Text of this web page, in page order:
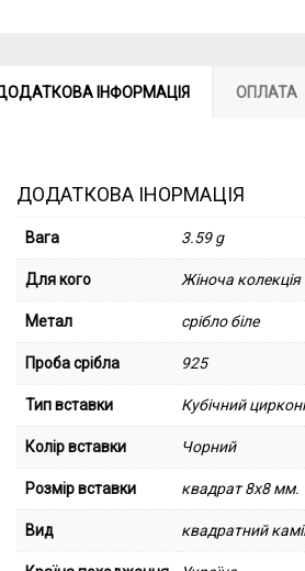
ІНФОРМАЦІЯ ОПЛАТА
ДОДАТКОВА ІНОРМАЦІЯ
Вага 3.59 g
Для кого Жіноча колекція
Метал срібло біле
Проба срібла 925
Тип вставки Кубічний
Колір вставки Чорний
Розмір вставки квадрат 8х8 мм.
Вид квадратний